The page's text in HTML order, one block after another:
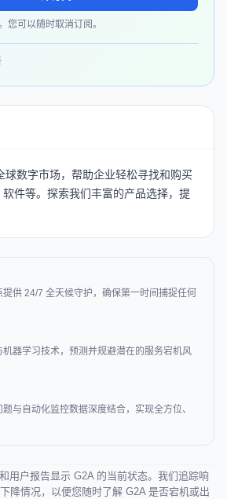
您可以随时取消订阅。
球数字市场，帮助企业轻松寻找和购买
件等。 探索我们丰富的产品选择，提
供 24/7 全天候守护，确保第一时间捕捉任何
器学习技术，预测并规避潜在的服务宕机风
与自动化监控数据深度结合，实现全方位、
用户报告显示 G2A 的当前状态。我们追踪响
降情况，以便您随时了解 G2A 是否宕机或出